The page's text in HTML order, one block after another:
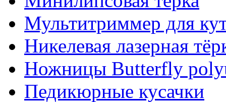
Мультитриммер для
Никелевая лазерная
Ножницы Butterfly
Педикюрные кусачки